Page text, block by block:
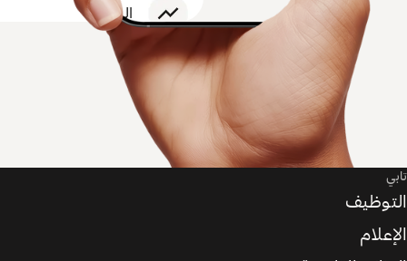
تابي
التوظيف
الإعلام